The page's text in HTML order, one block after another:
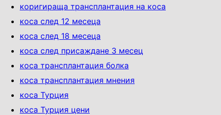
коригираща трансплантация на коса
коса след 12 месеца
коса след 18 месеца
коса след присаждане 3 месец
коса трансплантация болка
коса трансплантация мнения
коса Турция
коса Турция цени